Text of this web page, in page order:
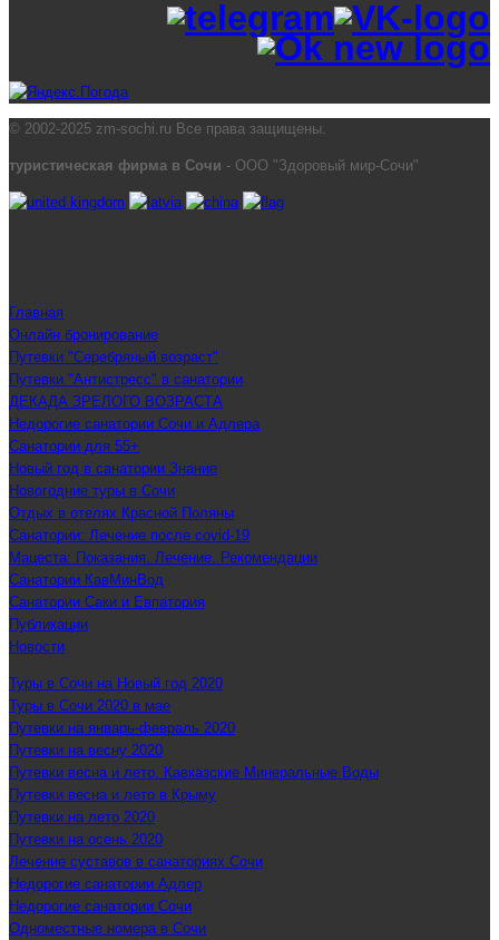
© 2002-2025 zm-sochi.ru Все права защищены.
туристическая фирма в Сочи - ООО "Здоровый мир-Сочи"
Главная
Онлайн бронирование
Путевки "Серебряный возраст"
Путевки "Антистресс" в санатории
ДЕКАДА ЗРЕЛОГО ВОЗРАСТА
Недорогие санатории Сочи и Адлера
Санатории для 55+
Новый год в санатории Знание
Новогодние туры в Сочи
Отдых в отелях Красной Поляны
Санатории: Лечение после covid-19
Мацеста: Показания. Лечение. Рекомендации
Санатории КавМинВод
Санатории Саки и Евпатория
Публикации
Новости
Туры в Сочи на Новый год 2020
Туры в Сочи 2020 в мае
Путевки на январь-февраль 2020
Путевки на весну 2020
Путевки весна и лето. Кавказские Минеральные Воды
Путевки весна и лето в Крыму
Путевки на лето 2020
Путевки на осень 2020
Лечение суставов в санаториях Сочи
Недорогие санатории Адлер
Недорогие санатории Сочи
Одноместные номера в Сочи